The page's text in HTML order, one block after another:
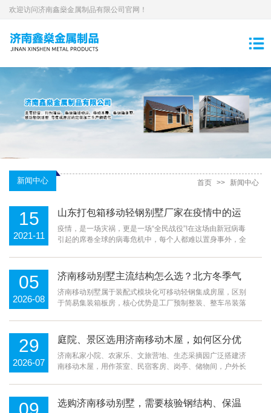
欢迎访问济南鑫燊金属制品有限公司官网！
新闻中心 首页 >> 新闻中心
15
2021-11
山东打包箱移动轻钢别墅厂家在疫情中的运
用
疫情，是一场灾祸，更是一场“全民战役”!在这场由新冠病毒
引起的席卷全球的病毒危机中，每个人都难以置身事外，全
05
2026-08
济南移动别墅主流结构怎么选？北方冬季气
候如何做保温防冻，落地使用要规避哪些合
规与施工风险？
济南移动别墅属于装配式模块化可移动轻钢集成房屋，区别
于简易集装箱板房，核心优势是工厂预制整装、整车吊装落
29
2026-07
庭院、景区选用济南移动木屋，如何区分优
质防腐木工艺，延长木屋户外使用寿命？
济南私家小院、农家乐、文旅营地、生态采摘园广泛搭建济
南移动木屋，用作茶室、民宿客房、岗亭、储物间，户外长
选购济南移动别墅，需要核验钢结构、保温